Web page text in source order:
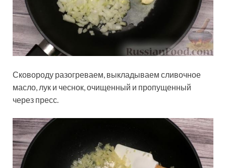
Сковороду разогреваем, выкладываем сливочное
масло, лук и чеснок, очищенный и пропущенный
через пресс.